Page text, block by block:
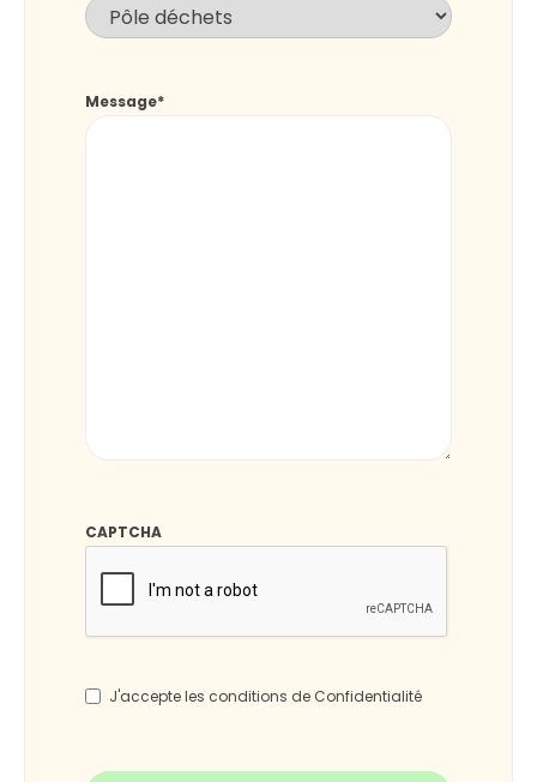
Message*
CAPTCHA
* J'accepte les conditions de Confidentialité